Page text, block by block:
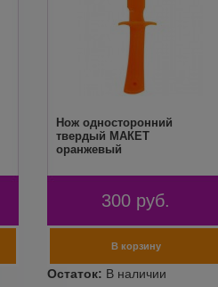
Нож односторонний
твердый МАКЕТ
оранжевый
300 руб.